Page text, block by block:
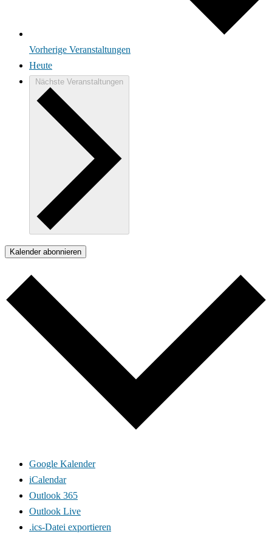
Vorherige Veranstaltungen
Heute
Nächste Veranstaltungen
Kalender abonnieren
Google Kalender
iCalendar
Outlook 365
Outlook Live
.ics-Datei exportieren